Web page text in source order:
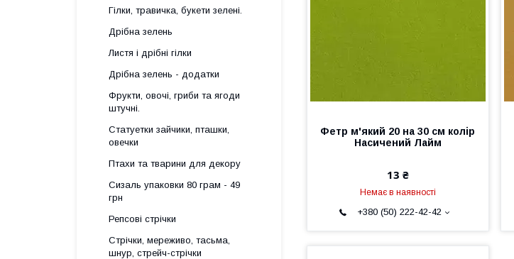
Фетр м'який 20 на 30 см колір
Насичений Лайм
13 ₴
Немає в наявності
+380 (50) 222-42-42
Гілки, травичка, букети зелені.
Дрібна зелень
Листя і дрібні гілки
Дрібна зелень - додатки
Фрукти, овочі, гриби та ягоди
штучні.
Статуетки зайчики, пташки,
овечки
Птахи та тварини для декору
Сизаль упаковки 80 грам - 49
грн
Репсові стрічки
Стрічки, мереживо, тасьма,
шнур, стрейч-стрічки